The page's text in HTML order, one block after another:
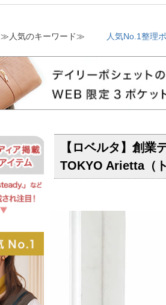
≫人気のキーワード≫ 人気No.1整理
【ロベルタ】創
TOKYO Arietta（